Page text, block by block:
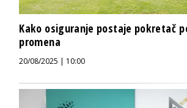
Kako osiguranje postaje pokretač
promena
20/08/2025 | 10:00